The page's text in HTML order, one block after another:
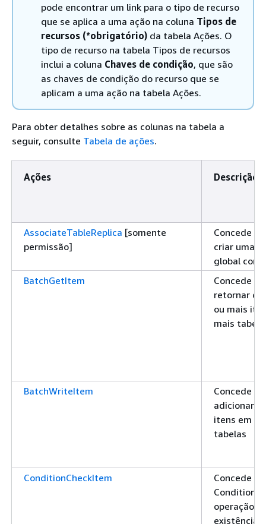
pode encontrar um link para o tipo de recurso
que se aplica a uma ação na coluna Tipos de
recursos (*obrigatório) da tabela Ações. O
tipo de recurso na tabela Tipos de recursos
inclui a coluna Chaves de condição, que são
as chaves de condição do recurso que se
aplicam a uma ação na tabela Ações.
Para obter detalhes sobre as colunas na tabela a
seguir, consulte Tabela de ações.
Ações Descrição
AssociateTableReplica [somente
permissão]
Concede
criar uma
global com
BatchGetItem
Concede
retornar os
ou mais
mais
BatchWriteItem
Concede
adicionar
itens em
tabelas
ConditionCheckItem
Concede
operação,
existência